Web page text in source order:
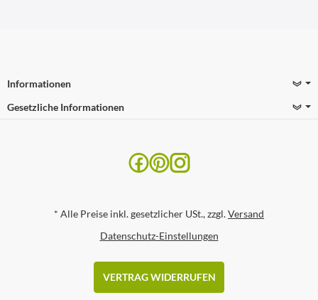
Informationen
Gesetzliche Informationen
* Alle Preise inkl. gesetzlicher USt., zzgl.Versand
Datenschutz-Einstellungen
VERTRAG WIDERRUFEN